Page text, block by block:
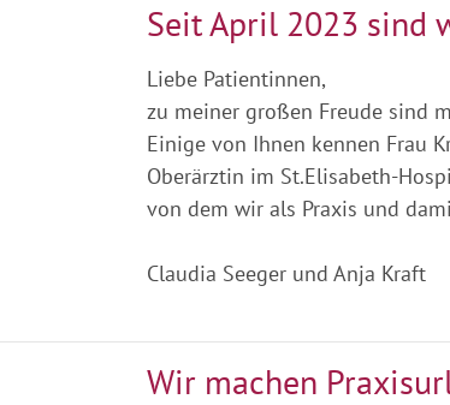
Seit April 2023 sind
Liebe Patientinnen,
zu meiner großen Freude sind
Einige von Ihnen kennen Frau
Oberärztin im St.Elisabeth-
von dem wir als Praxis und
Claudia Seeger und Anja Kraft
Wir machen